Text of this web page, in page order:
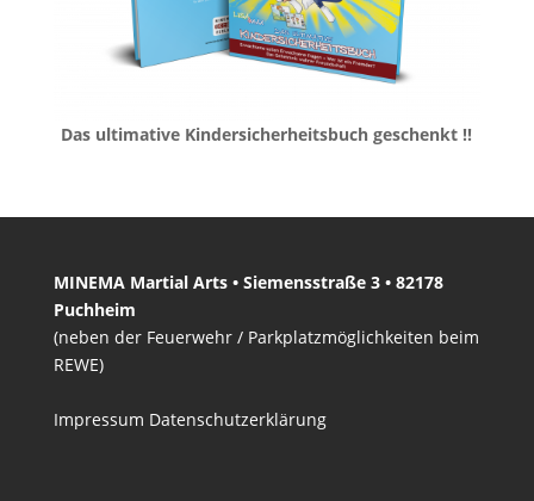
Das ultimative Kindersicherheitsbuch geschenkt !!
MINEMA Martial Arts • Siemensstraße 3 • 82178
Puchheim
(neben der Feuerwehr / Parkplatzmöglichkeiten beim
REWE)
Impressum Datenschutzerklärung